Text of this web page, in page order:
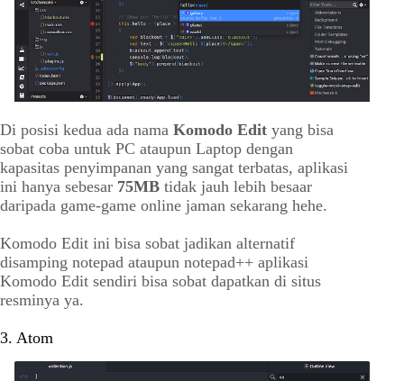
Di posisi kedua ada nama Komodo Edit yang bisa
sobat coba untuk PC ataupun Laptop dengan
kapasitas penyimpanan yang sangat terbatas, aplikasi
ini hanya sebesar 75MB tidak jauh lebih besaar
daripada game-game online jaman sekarang hehe.
Komodo Edit ini bisa sobat jadikan alternatif
disamping notepad ataupun notepad++ aplikasi
Komodo Edit sendiri bisa sobat dapatkan di situs
resminya ya.
3. Atom